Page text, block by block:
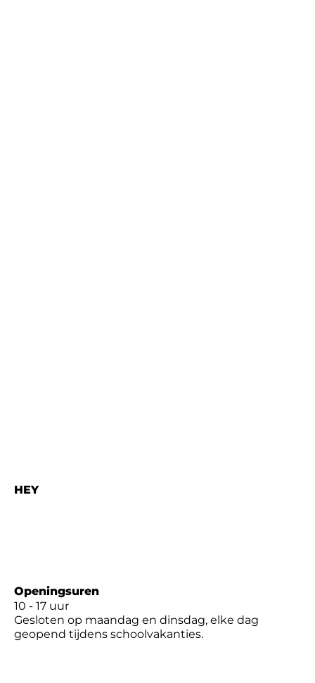
HEY
Openingsuren
10 - 17 uur
Gesloten op maandag en dinsdag, elke dag
geopend tijdens schoolvakanties.